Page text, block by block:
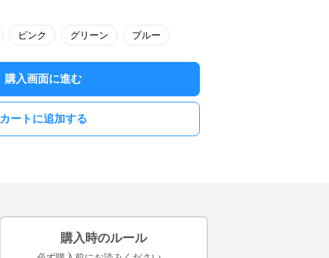
ピンク グリーン ブルー
購入画面に進む
カートに追加する
購入時のルール